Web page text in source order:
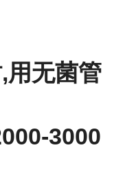
用无菌管
3000